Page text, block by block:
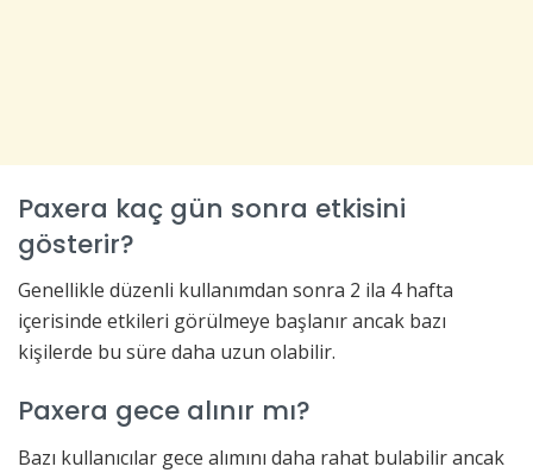
Paxera kaç gün sonra etkisini
gösterir?
Genellikle düzenli kullanımdan sonra 2 ila 4 hafta
içerisinde etkileri görülmeye başlanır ancak bazı
kişilerde bu süre daha uzun olabilir.
Paxera gece alınır mı?
Bazı kullanıcılar gece alımını daha rahat bulabilir ancak